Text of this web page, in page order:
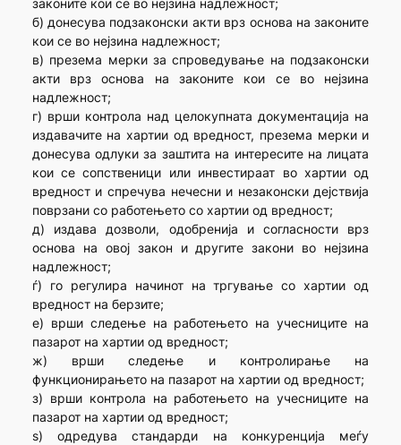
законите кои се во нејзина надлежност;
б) донесува подзаконски акти врз основа на законите
кои се во нејзина надлежност;
в) презема мерки за спроведување на подзаконски
акти врз основа на законите кои се во нејзина
надлежност;
г) врши контрола над целокупната документација на
издавачите на хартии од вредност, презема мерки и
донесува одлуки за заштита на интересите на лицата
кои се сопственици или инвестираат во хартии од
вредност и спречува нечесни и незаконски дејствија
поврзани со работењето со хартии од вредност;
д) издава дозволи, одобренија и согласности врз
основа на овој закон и другите закони во нејзина
надлежност;
ѓ) го регулира начинот на тргување со хартии од
вредност на берзите;
е) врши следење на работењето на учесниците на
пазарот на хартии од вредност;
ж) врши следење и контролирање на
функционирањето на пазарот на хартии од вредност;
з) врши контрола на работењето на учесниците на
пазарот на хартии од вредност;
ѕ) одредува стандарди на конкуренција меѓу